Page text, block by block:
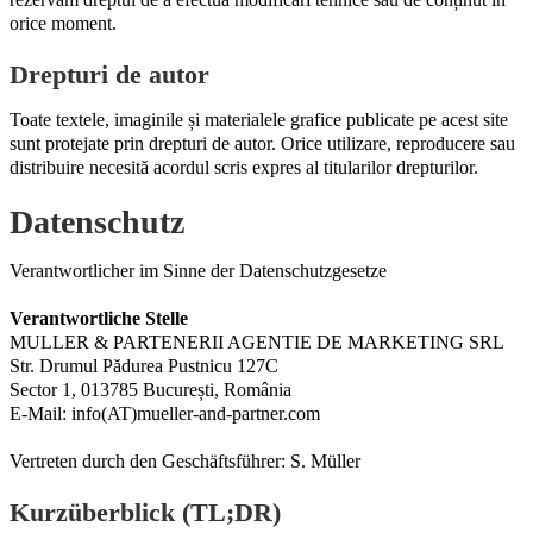
orice moment.
Drepturi de autor
Toate textele, imaginile și materialele grafice publicate pe acest site
sunt protejate prin drepturi de autor. Orice utilizare, reproducere sau
distribuire necesită acordul scris expres al titularilor drepturilor.
Datenschutz
Verantwortlicher im Sinne der Datenschutzgesetze
Verantwortliche Stelle
MULLER & PARTENERII AGENTIE DE MARKETING SRL
Str. Drumul Pădurea Pustnicu 127C
Sector 1, 013785 București, România
E-Mail: info(AT)mueller-and-partner.com
Vertreten durch den Geschäftsführer: S. Müller
Kurzüberblick (TL;DR)